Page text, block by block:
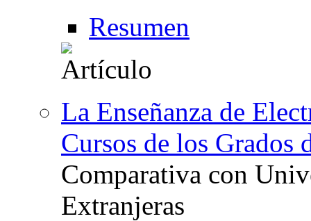
Resumen
La Enseñanza de
Cursos de los Grados
Comparativa con
Extranjeras